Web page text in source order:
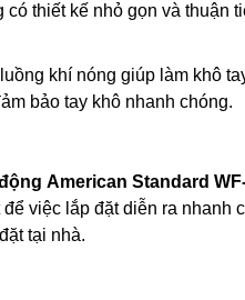
thiết kế nhỏ gọn và thuận
khí nóng giúp làm khô
bảo tay khô nhanh chóng.
American Standard
việc lắp đặt diễn ra
tại nhà.